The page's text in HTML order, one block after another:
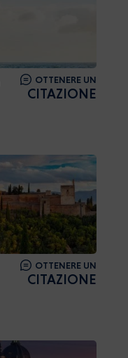
OTTENERE UN
CITAZIONE
OTTENERE UN
CITAZIONE